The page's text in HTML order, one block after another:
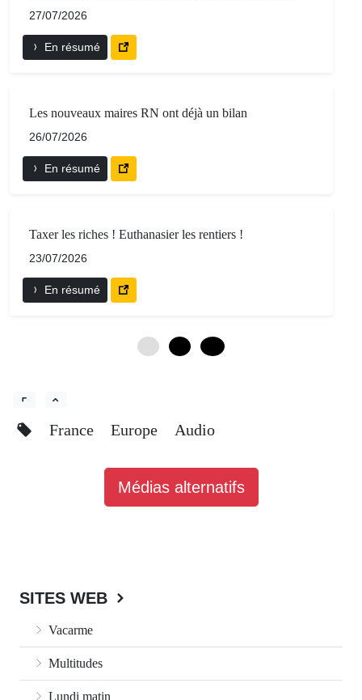
27/07/2026
En résumé
Les nouveaux maires RN ont déjà un bilan
26/07/2026
En résumé
Taxer les riches ! Euthanasier les rentiers !
23/07/2026
En résumé
France Europe Audio
Médias alternatifs
SITES WEB
Vacarme
Multitudes
Lundi matin